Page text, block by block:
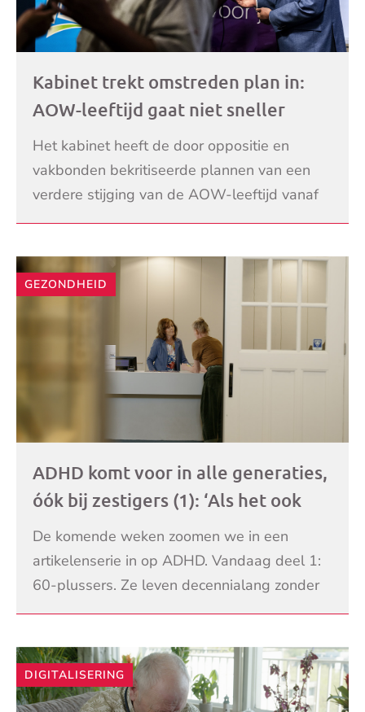
Kabinet trekt omstreden plan in:
AOW-leeftijd gaat niet sneller
omhoog
Het kabinet heeft de door oppositie en
vakbonden bekritiseerde plannen van een
verdere stijging van de AOW-leeftijd vanaf
2033 ingetrokken. Met een brief nodigt
LEES VERDER
GEZONDHEID
ADHD komt voor in alle generaties,
óók bij zestigers (1): ‘Als het ook
maar enigszins gaat, dan gaat het.
Niemand ziet dat het niet gaat’
De komende weken zoomen we in een
artikelenserie in op ADHD. Vandaag deel 1:
60-plussers. Ze leven decennialang zonder
diagnose, compenseren tot ze niet meer
LEES VERDER
DIGITALISERING